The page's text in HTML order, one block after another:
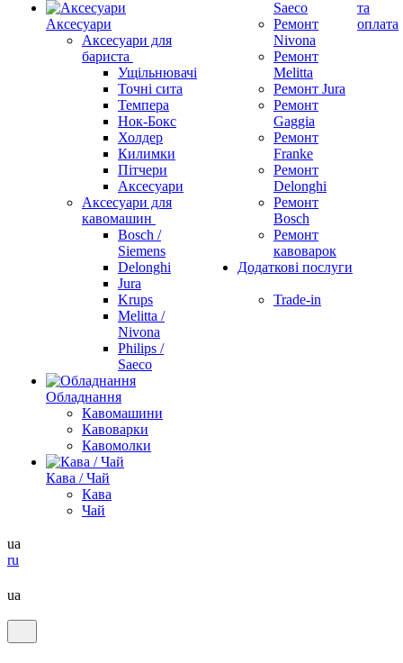
Аксесуари
Аксесуари для
бариста
Ущільнювачі
Точні сита
Темпера
Нок-Бокс
Холдер
Килимки
Пітчери
Аксесуари
Аксесуари для
кавомашин
Bosch /
Siemens
Delonghi
Jura
Krups
Melitta /
Nivona
Philips /
Saeco
Обладнання
Кавомашини
Кавоварки
Кавомолки
Кава / Чай
Кава
Чай
Saeco
Ремонт
Nivona
Ремонт
Melitta
Ремонт Jura
Ремонт
Gaggia
Ремонт
Franke
Ремонт
Delonghi
Ремонт
Bosch
Ремонт
кавоварок
Додаткові послуги
Trade-in
та
оплата
ua
ru
ua